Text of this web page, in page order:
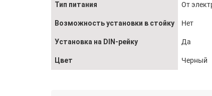
Тип питания От
Возможность установки в стойку Нет
Установка на DIN-рейку Да
Цвет Черный